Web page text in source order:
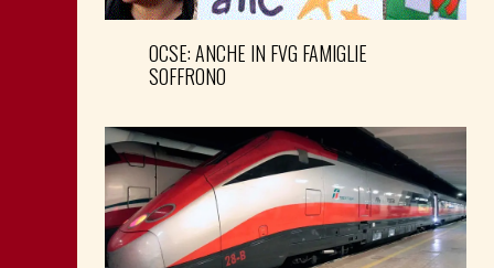
OCSE: ANCHE IN FVG FAMIGLIE
SOFFRONO